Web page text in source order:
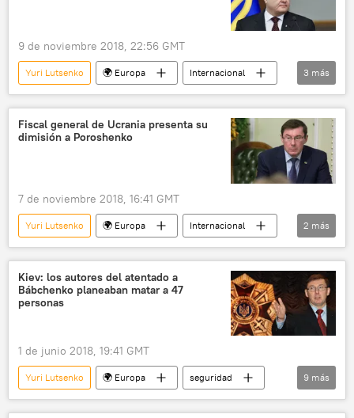
9 de noviembre 2018, 22:56 GMT
Yuri Lutsenko 🌍 Europa
Internacional
Ucrania
Petró Poroshenko noticias
3 más
Fiscal general de Ucrania presenta su
dimisión a Poroshenko
7 de noviembre 2018, 16:41 GMT
Yuri Lutsenko 🌍 Europa
Internacional
Ucrania
noticias
2 más
Kiev: los autores del atentado a
Bábchenko planeaban matar a 47
personas
1 de junio 2018, 19:41 GMT
Yuri Lutsenko 🌍 Europa
seguridad
sociedad
Internacional
política
9 más